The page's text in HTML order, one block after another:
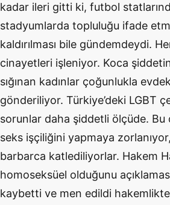
kadar ileri gitti ki, futbol
stadyumlarda topluluğu ifade
kaldırılması bile gündemdeydi.
cinayetleri işleniyor. Koca
sığınan kadınlar çoğunlukla
gönderiliyor. Türkiye’deki LGBT
sorunlar daha şiddetli ölçüde.
seks işçiliğini yapmaya
barbarca katlediliyorlar. Hakem
homoseksüel olduğunu
kaybetti ve men edildi